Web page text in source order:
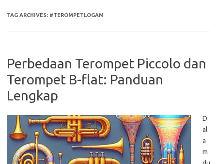
TAG ARCHIVES: #TEROMPETLOGAM
Perbedaan Terompet Piccolo dan
Terompet B-flat: Panduan
Lengkap
D
al
a
m